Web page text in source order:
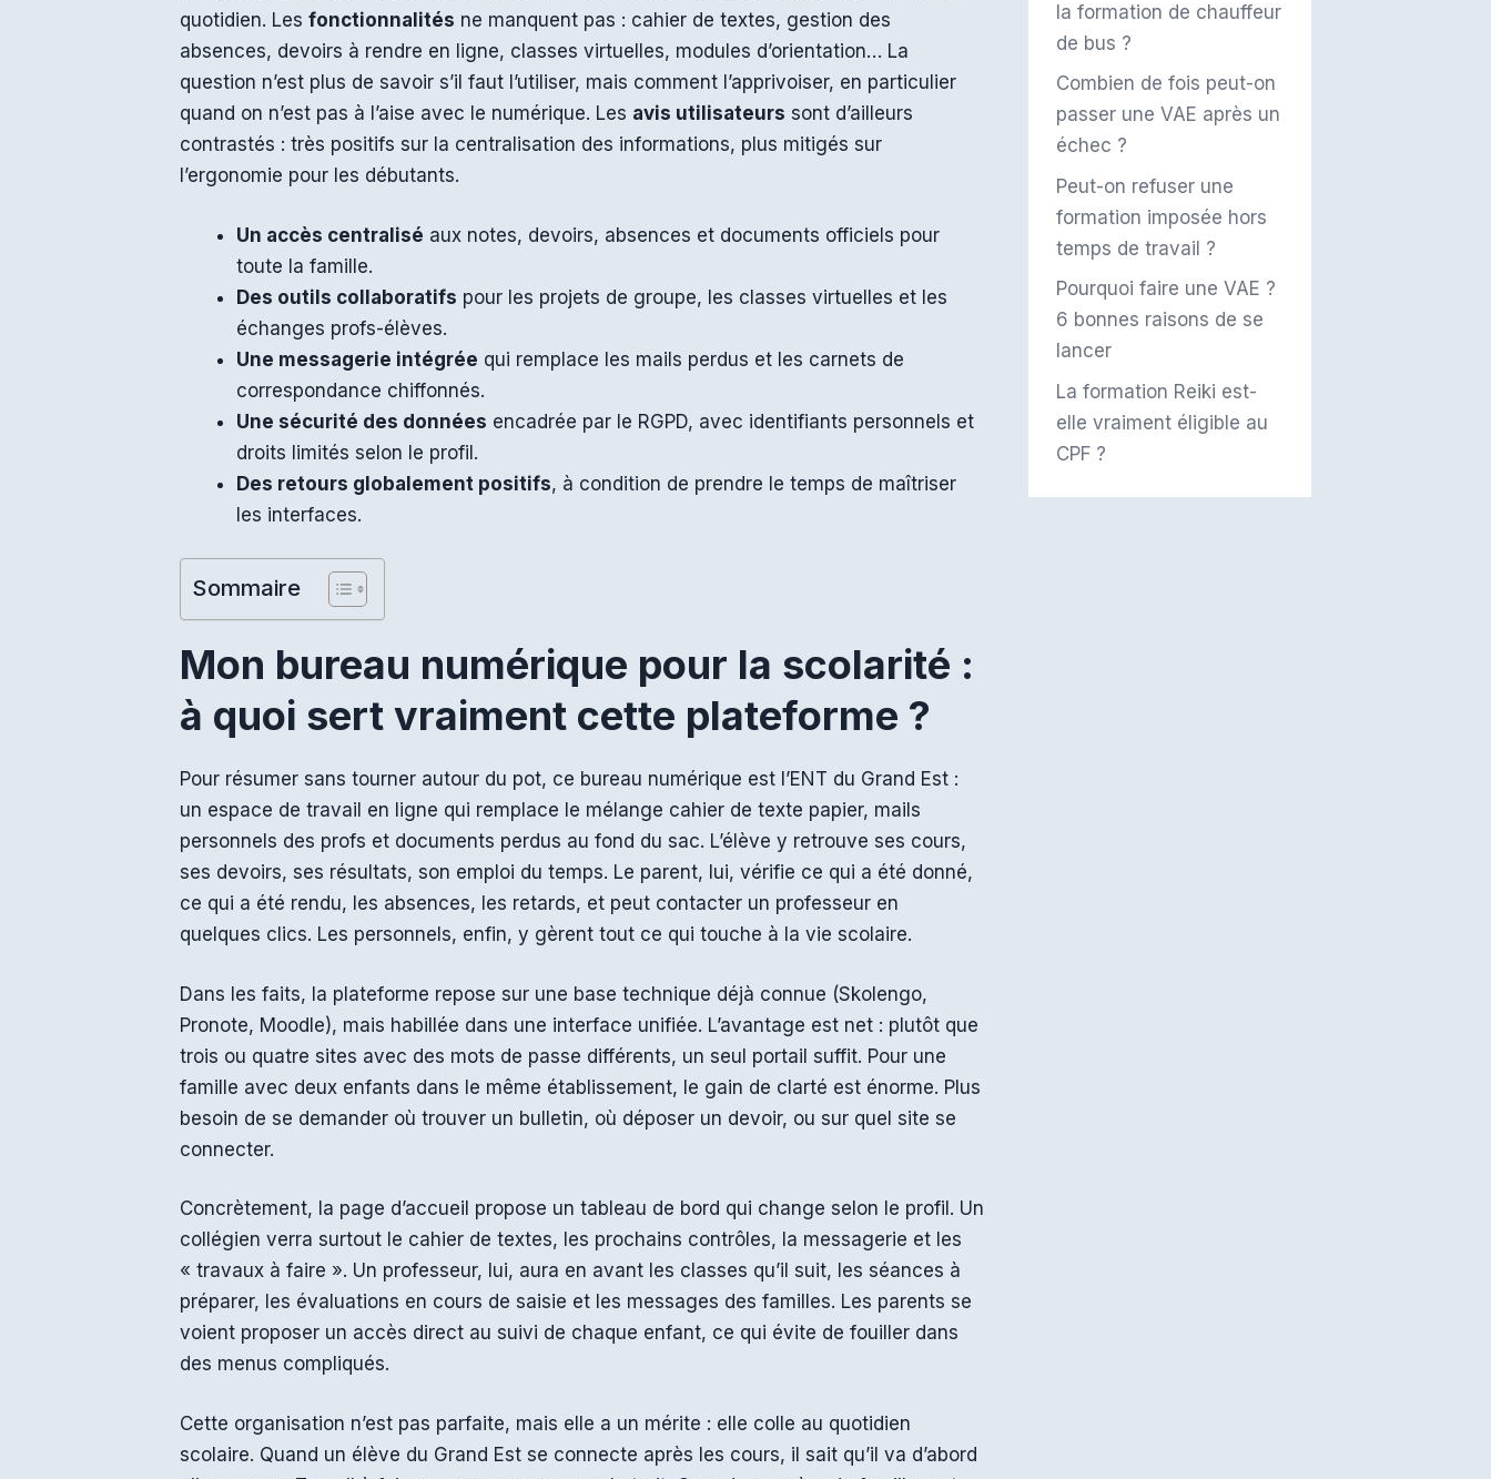
quotidien. Les fonctionnalités ne manquent pas : cahier de textes, gestion des
absences, devoirs à rendre en ligne, classes virtuelles, modules d’orientation… La
question n’est plus de savoir s’il faut l’utiliser, mais comment l’apprivoiser, en particulier
quand on n’est pas à l’aise avec le numérique. Les avis utilisateurs sont d’ailleurs
contrastés : très positifs sur la centralisation des informations, plus mitigés sur
l’ergonomie pour les débutants.
Un accès centralisé aux notes, devoirs, absences et documents officiels pour
toute la famille.
Des outils collaboratifs pour les projets de groupe, les classes virtuelles et les
échanges profs-élèves.
Une messagerie intégrée qui remplace les mails perdus et les carnets de
correspondance chiffonnés.
Une sécurité des données encadrée par le RGPD, avec identifiants personnels et
droits limités selon le profil.
Des retours globalement positifs, à condition de prendre le temps de maîtriser
les interfaces.
Sommaire
Mon bureau numérique pour la scolarité :
à quoi sert vraiment cette plateforme ?
Pour résumer sans tourner autour du pot, ce bureau numérique est l’ENT du Grand Est :
un espace de travail en ligne qui remplace le mélange cahier de texte papier, mails
personnels des profs et documents perdus au fond du sac. L’élève y retrouve ses cours,
ses devoirs, ses résultats, son emploi du temps. Le parent, lui, vérifie ce qui a été donné,
ce qui a été rendu, les absences, les retards, et peut contacter un professeur en
quelques clics. Les personnels, enfin, y gèrent tout ce qui touche à la vie scolaire.
Dans les faits, la plateforme repose sur une base technique déjà connue (Skolengo,
Pronote, Moodle), mais habillée dans une interface unifiée. L’avantage est net : plutôt que
trois ou quatre sites avec des mots de passe différents, un seul portail suffit. Pour une
famille avec deux enfants dans le même établissement, le gain de clarté est énorme. Plus
besoin de se demander où trouver un bulletin, où déposer un devoir, ou sur quel site se
connecter.
Concrètement, la page d’accueil propose un tableau de bord qui change selon le profil. Un
collégien verra surtout le cahier de textes, les prochains contrôles, la messagerie et les
« travaux à faire ». Un professeur, lui, aura en avant les classes qu’il suit, les séances à
préparer, les évaluations en cours de saisie et les messages des familles. Les parents se
voient proposer un accès direct au suivi de chaque enfant, ce qui évite de fouiller dans
des menus compliqués.
Cette organisation n’est pas parfaite, mais elle a un mérite : elle colle au quotidien
scolaire. Quand un élève du Grand Est se connecte après les cours, il sait qu’il va d’abord
la formation de chauffeur
de bus ?
Combien de fois peut-on
passer une VAE après un
échec ?
Peut-on refuser une
formation imposée hors
temps de travail ?
Pourquoi faire une VAE ?
6 bonnes raisons de se
lancer
La formation Reiki est-
elle vraiment éligible au
CPF ?